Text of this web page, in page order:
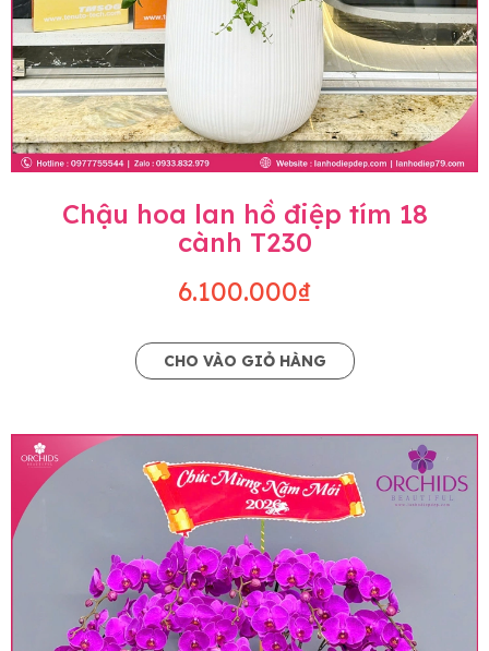
Chậu hoa lan hồ điệp tím 18
cành T230
6.100.000₫
CHO VÀO GIỎ HÀNG